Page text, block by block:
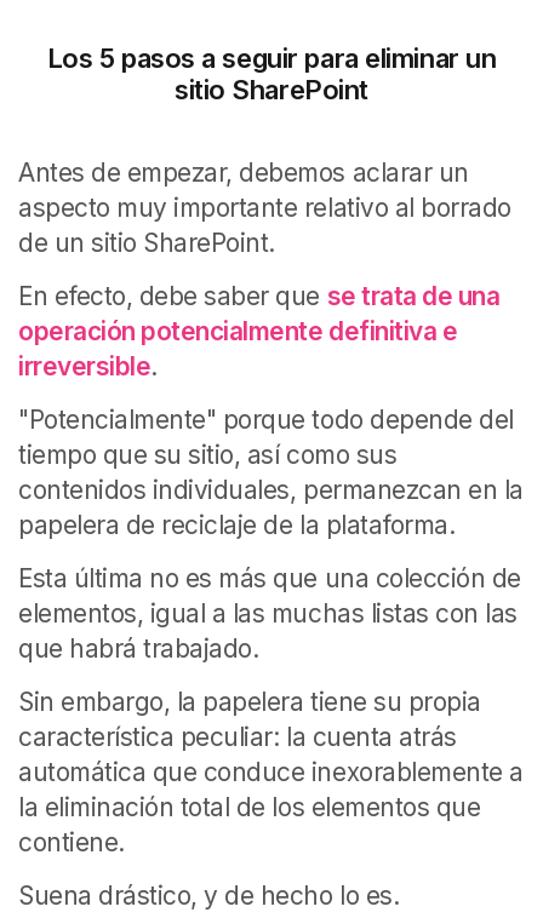
Los 5 pasos a seguir para eliminar un
sitio SharePoint
Antes de empezar, debemos aclarar un
aspecto muy importante relativo al borrado
de un sitio SharePoint.
En efecto, debe saber que se trata de una
operación potencialmente definitiva e
irreversible.
"Potencialmente" porque todo depende del
tiempo que su sitio, así como sus
contenidos individuales, permanezcan en la
papelera de reciclaje de la plataforma.
Esta última no es más que una colección de
elementos, igual a las muchas listas con las
que habrá trabajado.
Sin embargo, la papelera tiene su propia
característica peculiar: la cuenta atrás
automática que conduce inexorablemente a
la eliminación total de los elementos que
contiene.
Suena drástico, y de hecho lo es.